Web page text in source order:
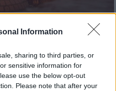
Information
sharing to third parties, or
sensitive information for
use the below opt-out
Please note that after your
ένα από τα λίκνα του
στην καρδιά της